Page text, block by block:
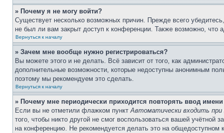
» Почему я не могу войти?
Существует несколько возможных причин. Прежде всего
не был ли вам закрыт доступ к конференции. Также возможно, что
Вернуться к началу
» Зачем мне вообще нужно регистрироваться?
Вы можете этого и не делать. Всё зависит от того, как
дополнительные возможности, которые недоступны анонимным
поэтому мы рекомендуем это сделать.
Вернуться к началу
» Почему мне периодически приходится повторять ввод
Если вы не отметили флажком пунктАвтоматически входить при
того, чтобы никто другой не смог воспользоваться вашей
на конференцию. Не рекомендуется делать это на общедоступном